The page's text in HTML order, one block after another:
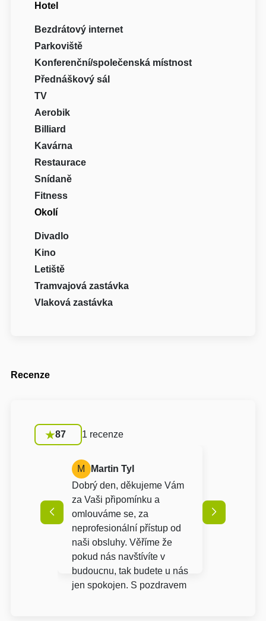
Hotel
Bezdrátový internet
Parkoviště
Konferenční/společenská místnost
Přednáškový sál
TV
Aerobik
Billiard
Kavárna
Restaurace
Snídaně
Fitness
Okolí
Divadlo
Kino
Letiště
Tramvajová zastávka
Vlaková zastávka
Recenze
87 1 recenze
M
Martin Tyl
Dobrý den, děkujeme Vám
za Vaši připomínku a
omlouváme se, za
neprofesionální přístup od
naši obsluhy. Věříme že
pokud nás navštívíte v
budoucnu, tak budete u nás
jen spokojen. S pozdravem